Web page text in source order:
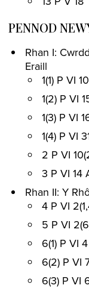
PENNOD
Rhan I:
Eraill
1(1) P VI
1(2) P VI
1(3) P VI
1(4) P VI
2 P VI
3 P VI 14
Rhan II: Y
4 P VI
5 P VI
6(1) P VI
6(2) P VI
6(3) P VI